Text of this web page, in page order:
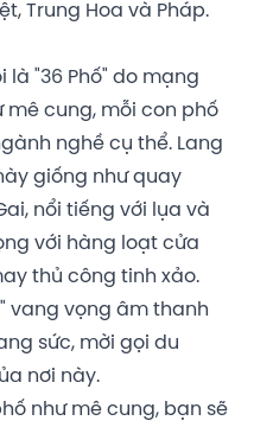
Trung Hoa và Pháp.
là "36 Phố" do mạng
mê cung, mỗi con phố
nghề cụ thể. Lang
giống như quay
nổi tiếng với lụa và
với hàng loạt cửa
thủ công tinh xảo.
vang vọng âm thanh
sức, mời gọi du
nơi này.
như mê cung, bạn sẽ